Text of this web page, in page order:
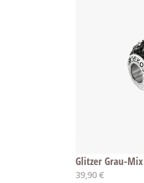
Glitzer Grau-Mix
39,90 €